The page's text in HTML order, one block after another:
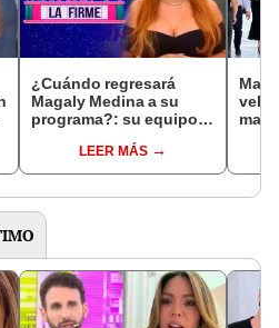
¿Cuándo regresará
Magaly Medina a su
programa?: su equipo
LEER MÁS